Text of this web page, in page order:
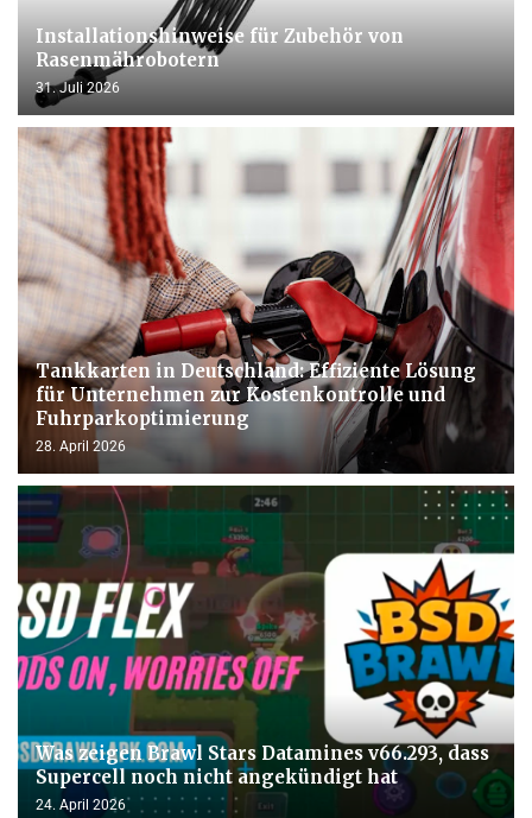
Installationshinweise für Zubehör von
Rasenmährobotern
31. Juli 2026
Tankkarten in Deutschland: Effiziente Lösung
für Unternehmen zur Kostenkontrolle und
Fuhrparkoptimierung
28. April 2026
Was zeigen Brawl Stars Datamines v66.293, dass
Supercell noch nicht angekündigt hat
24. April 2026